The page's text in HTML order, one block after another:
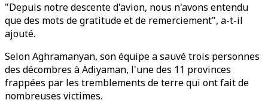
"Depuis notre descente d'avion, nous n'avons entendu
que des mots de gratitude et de remerciement", a-t-il
ajouté.
Selon Aghramanyan, son équipe a sauvé trois personnes
des décombres à Adiyaman, l'une des 11 provinces
frappées par les tremblements de terre qui ont fait de
nombreuses victimes.